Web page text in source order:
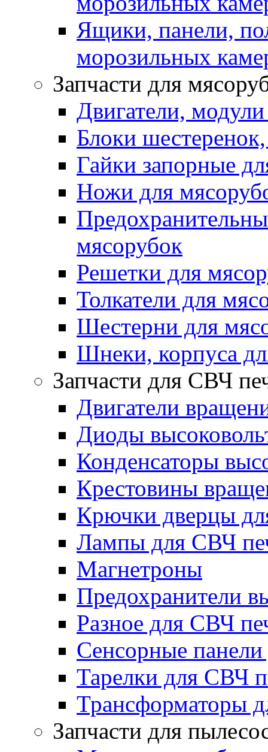
Ящики, панели,
морозильных
Запчасти для
Двигатели,
Блоки
Гайки запорные
Ножи для
мясорубок
Решетки для
Толкатели для
Шестерни для
Шнеки, корпуса
Запчасти для СВЧ
Двигатели
Диоды
Конденсаторы
Крестовины
Крючки дверцы
Лампы для СВЧ
Магнетроны
Предохранители
Разное для СВЧ
Сенсорные
Тарелки для СВЧ
Трансформаторы
Запчасти для